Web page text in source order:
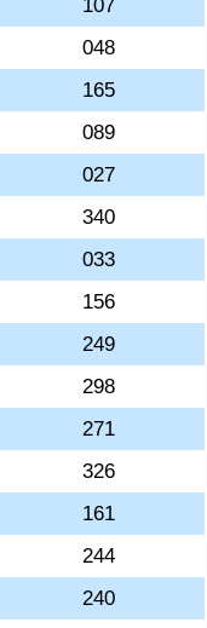
107
048
165
089
027
340
033
156
249
298
271
326
161
244
240